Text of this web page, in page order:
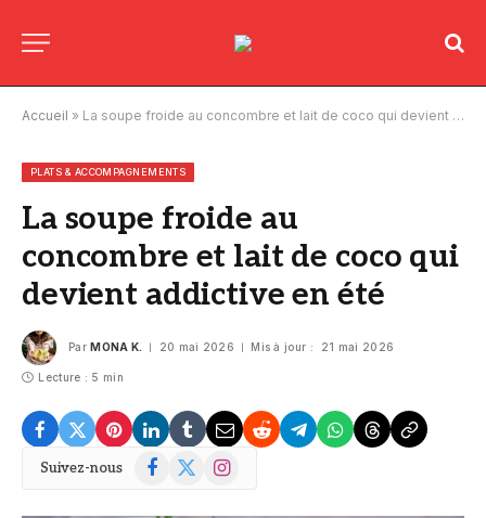
Accueil » La soupe froide au concombre et lait de coco qui devient addictive en été
PLATS & ACCOMPAGNEMENTS
La soupe froide au
concombre et lait de coco qui
devient addictive en été
Par MONA K. 20 mai 2026 Mis à jour : 21 mai 2026
Lecture : 5 min
Suivez-nous Facebook
X
Instagram